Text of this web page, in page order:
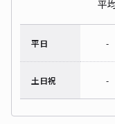
平
平日 -
土日祝 -